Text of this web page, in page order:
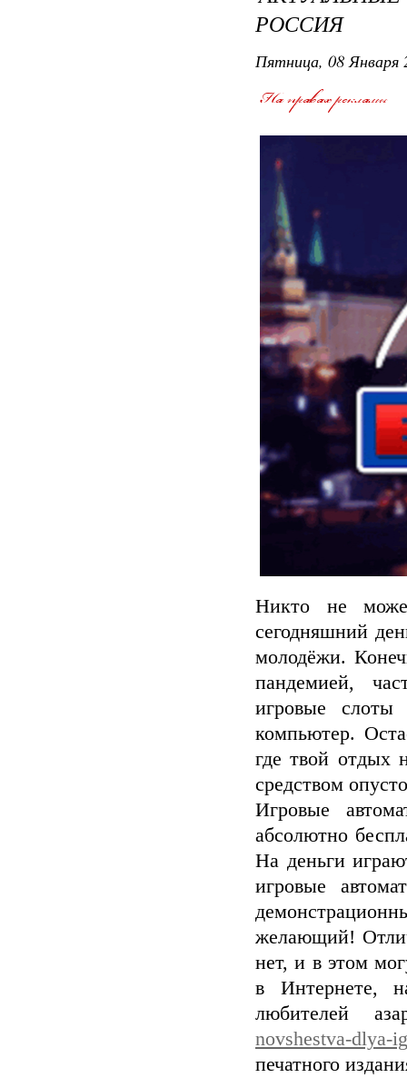
РОССИЯ
Пятница, 08 Января
Никто не
сегодняшний
молодёжи.
пандемией,
игровые слоты
компьютер.
где твой отдых
средством
Игровые
абсолютно
На деньги
игровые
желающий!
нет, и в этом
в Интернете,
любителей
novshestva-dlya-
печатного